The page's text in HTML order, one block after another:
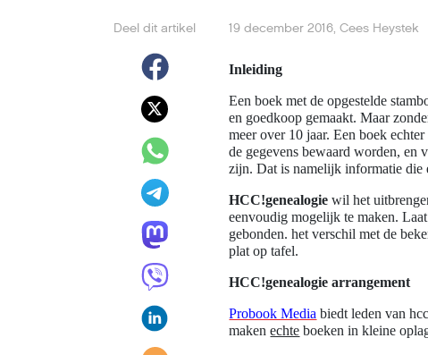
Deel dit artikel 19 december 2016,Cees Heystek
Inleiding
Een boek met de opgestelde
en goedkoop gemaakt. Maar
meer over 10 jaar. Een boek
de gegevens bewaard worden, en
zijn. Dat is namelijk informatie die
HCC!genealogie wil het
eenvoudig mogelijk te maken.
gebonden. het verschil met de
plat op tafel.
HCC!genealogie arrangement
Probook Media biedt leden van
makenechte boeken in kleine